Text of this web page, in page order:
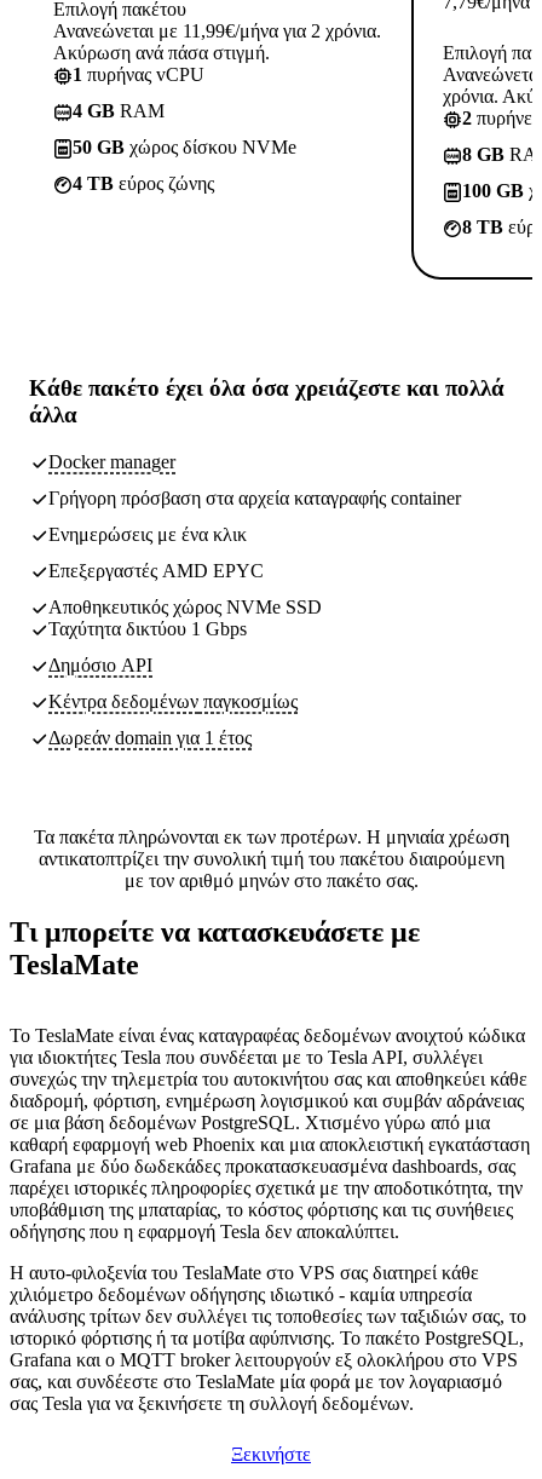
Επιλογή πακέτου
Ανανεώνεται με 11,99€/μήνα για 2 χρόνια.
Ακύρωση ανά πάσα στιγμή.
1 πυρήνας vCPU
4 GB RAM
50 GB χώρος δίσκου NVMe
4 TB εύρος ζώνης
Επιλογή
χρόνια.
2
8 GB
100 GB
8 TB
Κάθε πακέτο έχει όλα όσα χρειάζεστε και πολλά
άλλα
Docker manager
Γρήγορη πρόσβαση στα αρχεία καταγραφής container
Ενημερώσεις με ένα κλικ
Επεξεργαστές AMD EPYC
Αποθηκευτικός χώρος NVMe SSD
Ταχύτητα δικτύου 1 Gbps
Δημόσιο API
Κέντρα δεδομένων παγκοσμίως
Δωρεάν domain για 1 έτος
Τα πακέτα πληρώνονται εκ των προτέρων. Η μηνιαία χρέωση
αντικατοπτρίζει την συνολική τιμή του πακέτου διαιρούμενη
με τον αριθμό μηνών στο πακέτο σας.
Τι μπορείτε να κατασκευάσετε με
TeslaMate
Το TeslaMate είναι ένας καταγραφέας δεδομένων ανοιχτού κώδικα
για ιδιοκτήτες Tesla που συνδέεται με το Tesla API, συλλέγει
συνεχώς την τηλεμετρία του αυτοκινήτου σας και αποθηκεύει κάθε
διαδρομή, φόρτιση, ενημέρωση λογισμικού και συμβάν αδράνειας
σε μια βάση δεδομένων PostgreSQL. Χτισμένο γύρω από μια
καθαρή εφαρμογή web Phoenix και μια αποκλειστική εγκατάσταση
Grafana με δύο δωδεκάδες προκατασκευασμένα dashboards, σας
παρέχει ιστορικές πληροφορίες σχετικά με την αποδοτικότητα, την
υποβάθμιση της μπαταρίας, το κόστος φόρτισης και τις συνήθειες
οδήγησης που η εφαρμογή Tesla δεν αποκαλύπτει.
Η αυτο-φιλοξενία του TeslaMate στο VPS σας διατηρεί κάθε
χιλιόμετρο δεδομένων οδήγησης ιδιωτικό - καμία υπηρεσία
ανάλυσης τρίτων δεν συλλέγει τις τοποθεσίες των ταξιδιών σας, το
ιστορικό φόρτισης ή τα μοτίβα αφύπνισης. Το πακέτο PostgreSQL,
Grafana και ο MQTT broker λειτουργούν εξ ολοκλήρου στο VPS
σας, και συνδέεστε στο TeslaMate μία φορά με τον λογαριασμό
σας Tesla για να ξεκινήσετε τη συλλογή δεδομένων.
Ξεκινήστε